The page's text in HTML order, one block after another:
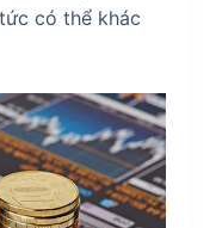
có thể khác